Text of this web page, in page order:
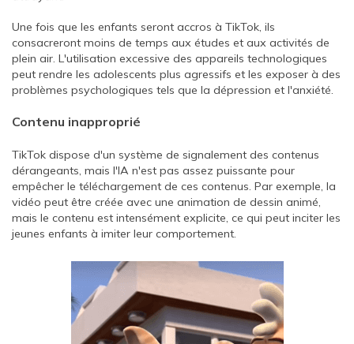
Une fois que les enfants seront accros à TikTok, ils
consacreront moins de temps aux études et aux activités de
plein air. L'utilisation excessive des appareils technologiques
peut rendre les adolescents plus agressifs et les exposer à des
problèmes psychologiques tels que la dépression et l'anxiété.
Contenu inapproprié
TikTok dispose d'un système de signalement des contenus
dérangeants, mais l'IA n'est pas assez puissante pour
empêcher le téléchargement de ces contenus. Par exemple, la
vidéo peut être créée avec une animation de dessin animé,
mais le contenu est intensément explicite, ce qui peut inciter les
jeunes enfants à imiter leur comportement.